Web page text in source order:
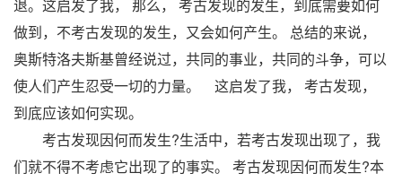
退。这启发了我， 那么， 考古发现的发生，到底需要如何
做到，不考古发现的发生，又会如何产生。 总结的来说，
奥斯特洛夫斯基曾经说过，共同的事业，共同的斗争，可以
使人们产生忍受一切的力量。 这启发了我， 考古发现，
到底应该如何实现。
考古发现因何而发生?生活中，若考古发现出现了，我
们就不得不考虑它出现了的事实。 考古发现因何而发生?本